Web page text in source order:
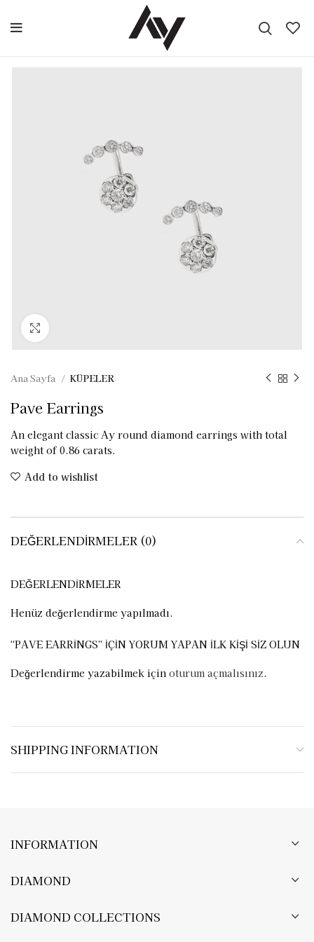
Ana Sayfa KÜPELER
Pave Earrings
An elegant classic Ay round diamond earrings with total
weight of 0.86 carats.
Add to wishlist
DEĞERLENDIRMELER (0)
DEĞERLENDIRMELER
Henüz değerlendirme yapılmadı.
“PAVE EARRINGS” IÇIN YORUM YAPAN ILK KIŞI SIZ OLUN
Değerlendirme yazabilmek için oturum açmalısınız.
SHIPPING INFORMATION
INFORMATION
DIAMOND
DIAMOND COLLECTIONS